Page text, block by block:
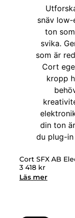
Cort SFX AB
3 418 kr
Läs mer